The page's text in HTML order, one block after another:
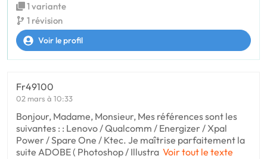
1 variante
1 révision
Voir le profil
Fr49100
02 mars à 10:33
Bonjour, Madame, Monsieur, Mes références sont les
suivantes : : Lenovo / Qualcomm / Energizer / Xpal
Power / Spare One / Ktec. Je maîtrise parfaitement la
suite ADOBE ( Photoshop / Illustra Voir tout le texte